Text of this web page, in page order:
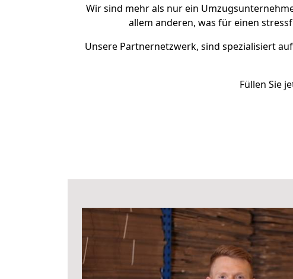
Wir sind mehr als nur ein
allem anderen, was für einen
Unsere Partnernetzwerk, sind spezialisiert auf
Füllen Sie